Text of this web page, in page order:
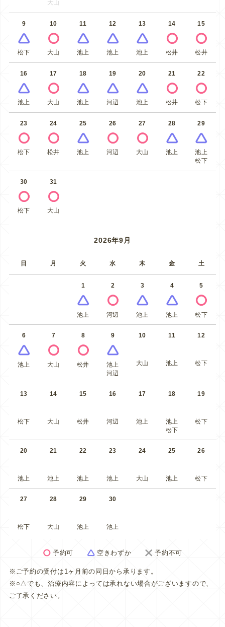
大山
9
松下
10
大山
11
池上
12
池上
13
池上
14
松井
15
松井
16
池上
17
大山
18
池上
19
河辺
20
池上
21
松井
22
松下
23
松下
24
松井
25
池上
26
河辺
27
大山
28
池上
29
池上
松下
30
松下
31
大山
2026年9月
日 月 火 水 木 金 土
1
池上
2
河辺
3
池上
4
池上
5
松下
6
池上
7
大山
8
松井
9
池上
河辺
10
大山
11
池上
12
松下
13
松下
14
大山
15
松井
16
河辺
17
池上
18
池上
松下
19
松下
20
池上
21
池上
22
池上
23
池上
24
大山
25
池上
26
松下
27
松下
28
大山
29
池上
30
池上
予約可 空きわずか 予約不可
※ご予約の受付は1ヶ月前の同日から承ります。
※○△でも、治療内容によっては承れない場合がございますので、
ご了承ください。